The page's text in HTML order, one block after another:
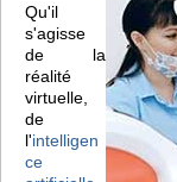
Qu'il
s'agisse
de la
réalité
virtuelle,
de
l'intelligen
ce